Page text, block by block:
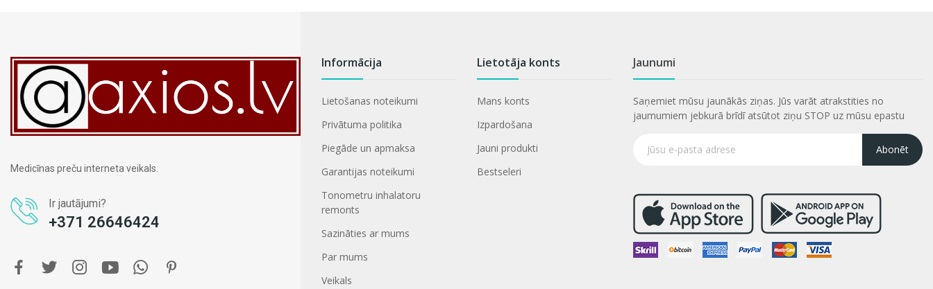
Medicīnas preču interneta veikals.
Ir jautājumi?
+371 26646424
Informācija
Lietošanas noteikumi
Privātuma politika
Piegāde un apmaksa
Garantijas noteikumi
Tonometru inhalatoru
remonts
Sazināties ar mums
Par mums
Veikals
Lietotāja konts
Mans konts
Izpardošana
Jauni produkti
Bestseleri
Jaunumi
Saņemiet mūsu jaunākās ziņas. Jūs varāt atrakstities no
jaumumiem jebkurā brīdī atsūtot ziņu STOP uz mūsu epastu
Abonēt